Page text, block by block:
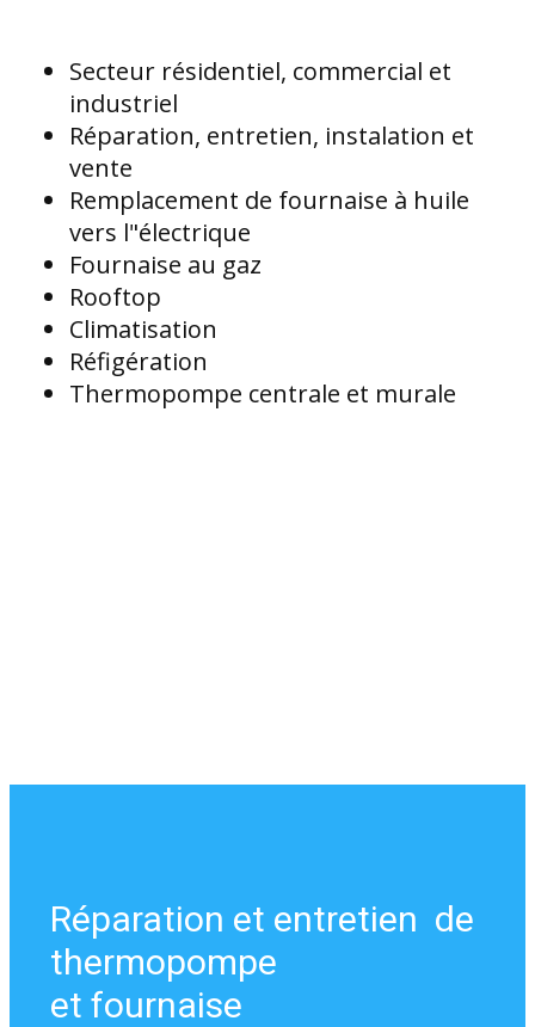
Secteur résidentiel, commercial et
industriel
Réparation, entretien, instalation et
vente
Remplacement de fournaise à huile
vers l"électrique
Fournaise au gaz
Rooftop
Climatisation
Réfigération
Thermopompe centrale et murale
Réparation et entretien de
thermopompe
et fournaise